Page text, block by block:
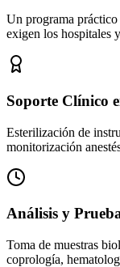
Un programa práctico
exigen los hospitales
Soporte Clínico
Esterilización de
monitorización
Análisis y
Toma de muestras
coprología,